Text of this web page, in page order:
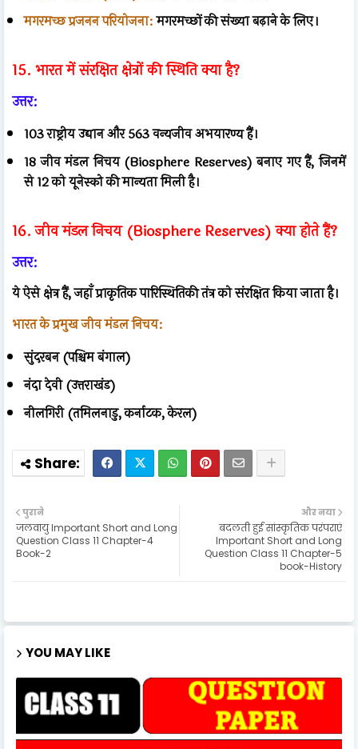
मगरमच्छ प्रजनन परियोजना:मगरमच्छों की संख्या बढ़ाने के लिए।
15. भारत में संरक्षित क्षेत्रों की स्थिति क्या है?
उत्तर:
103 राष्ट्रीय उद्यान और 563 वन्यजीव अभयारण्य हैं।
18 जीव मंडल निचय (Biosphere Reserves) बनाए गए हैं, जिनमें
से 12 को यूनेस्को की मान्यता मिली है।
16. जीव मंडल निचय (Biosphere Reserves) क्या होते हैं?
उत्तर:
ये ऐसे क्षेत्र हैं, जहाँ प्राकृतिक पारिस्थितिकी तंत्र को संरक्षित किया जाता है।
भारत के प्रमुख जीव मंडल निचय:
सुंदरबन (पश्चिम बंगाल)
नंदा देवी (उत्तराखंड)
नीलगिरी (तमिलनाडु, कर्नाटक, केरल)
और नया
बदलती हुई सांस्कृतिक परंपराएं
Important Short and Long
Question Class 11 Chapter-5
book-History
पुराने
जलवायु Important Short and Long
Question Class 11 Chapter-4
Book-2
YOU MAY LIKE